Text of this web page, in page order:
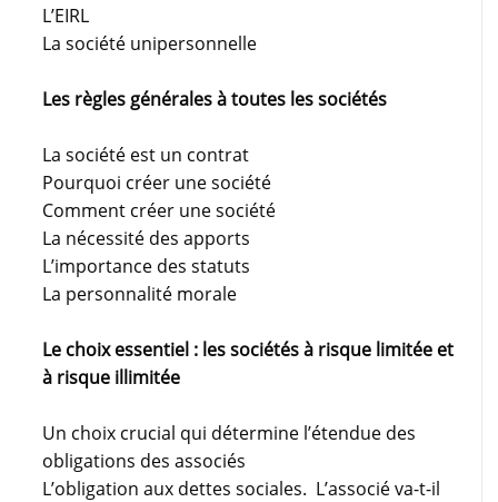
L’EIRL
La société unipersonnelle
Les règles générales à toutes les sociétés
La société est un contrat
Pourquoi créer une société
Comment créer une société
La nécessité des apports
L’importance des statuts
La personnalité morale
Le choix essentiel : les sociétés à risque limitée et
à risque illimitée
Un choix crucial qui détermine l’étendue des
obligations des associés
L’obligation aux dettes sociales. L’associé va-t-il